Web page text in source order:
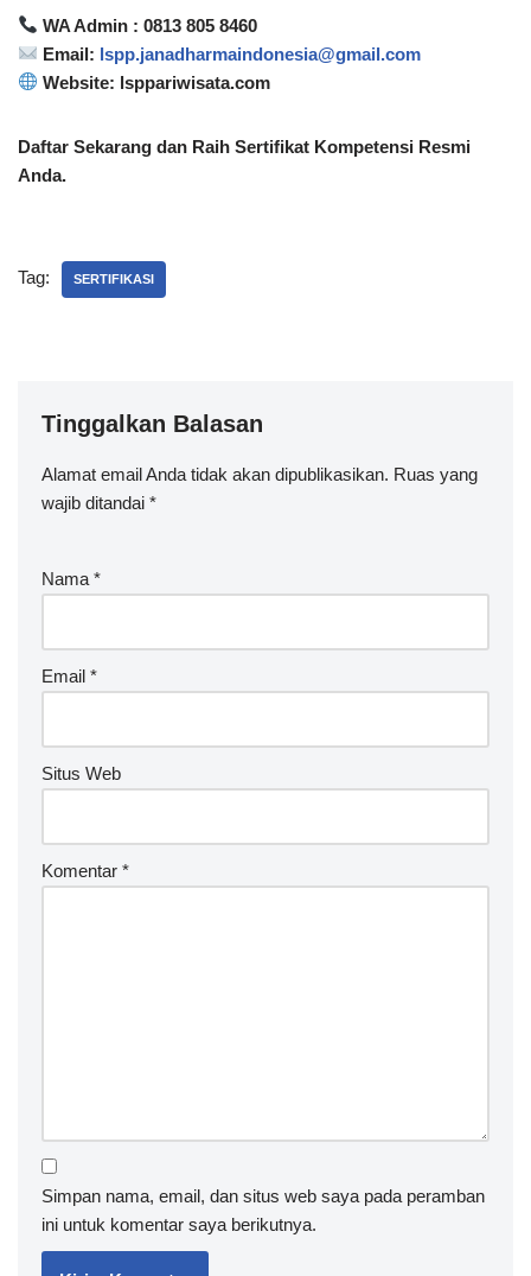
WA Admin : 0813 805 8460
Email: lspp.janadharmaindonesia@gmail.com
Website: lsppariwisata.com
Daftar Sekarang dan Raih Sertifikat Kompetensi Resmi
Anda.
Tag: SERTIFIKASI
Tinggalkan Balasan
Alamat email Anda tidak akan dipublikasikan. Ruas yang
wajib ditandai *
Nama *
Email *
Situs Web
Komentar *
Simpan nama, email, dan situs web saya pada peramban
ini untuk komentar saya berikutnya.